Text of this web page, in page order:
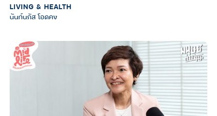
LIVING & HEALTH
นันท์นภัส โอดคง